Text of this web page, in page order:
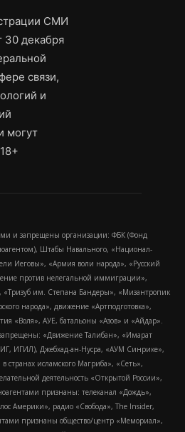
СМИ
декабря
связи,
и
могут
и запрещены организации: ФБК (Фонд
Штабы Навального, «Национал-
Иеговы», «Армия воли народа», «Русский
против нелегальной иммиграции»,
им. Степана Бандеры», «Мизантропик
народа», движение «Артподготовка»,
«Воля», АУЕ, батальоны «Азов» и «Айдар».
«Движение Талибан», «Имарат
(ИГ, ИГИЛ), Джебхад-ан-Нусра, «АУМ Синрике»,
странах исламского Магриба», «Сеть»,
деятельность «Открытой России»,
признаны: телеканал «Дождь»,
Америки», радио «Свобода», The Insider,
признаны общество/центр «Мемориал»,